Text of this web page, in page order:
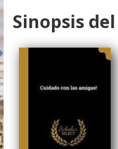
n
e
n
i
d
o
Sinopsis